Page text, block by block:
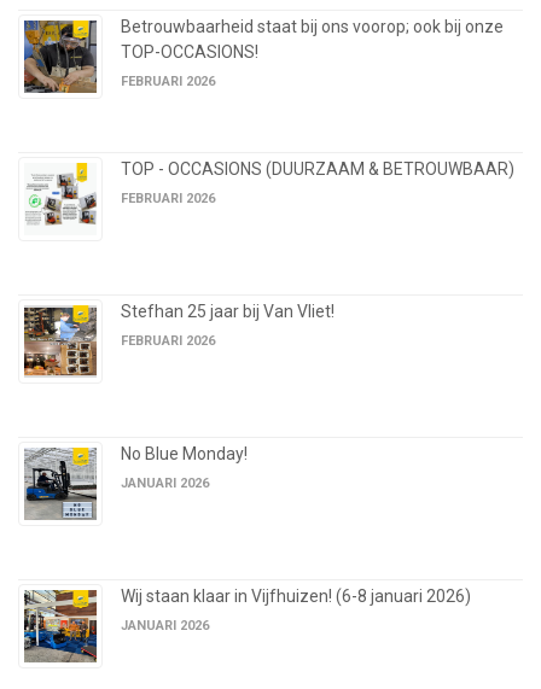
Betrouwbaarheid staat bij ons voorop; ook bij onze
TOP-OCCASIONS!
FEBRUARI 2026
TOP - OCCASIONS (DUURZAAM & BETROUWBAAR)
FEBRUARI 2026
Stefhan 25 jaar bij Van Vliet!
FEBRUARI 2026
No Blue Monday!
JANUARI 2026
Wij staan klaar in Vijfhuizen! (6-8 januari 2026)
JANUARI 2026